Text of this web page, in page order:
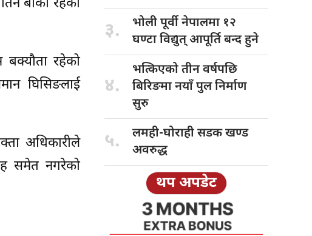
बाँकी रहेको
रहेको
घिसिङलाई
अधिकारीले
समेत नगरेको
३. भोली पूर्वीनेपालमा १२
घण्टा विद्युत् आपूर्ति बन्द हुने
४.
भत्किएको तीनवर्षपछि
बिरिङमा नयाँ पुल निर्माण
सुरु
५. लमही-घोराही सडकखण्ड
अवरुद्ध
थप अपडेट